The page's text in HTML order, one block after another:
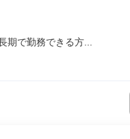
期で勤務できる方...